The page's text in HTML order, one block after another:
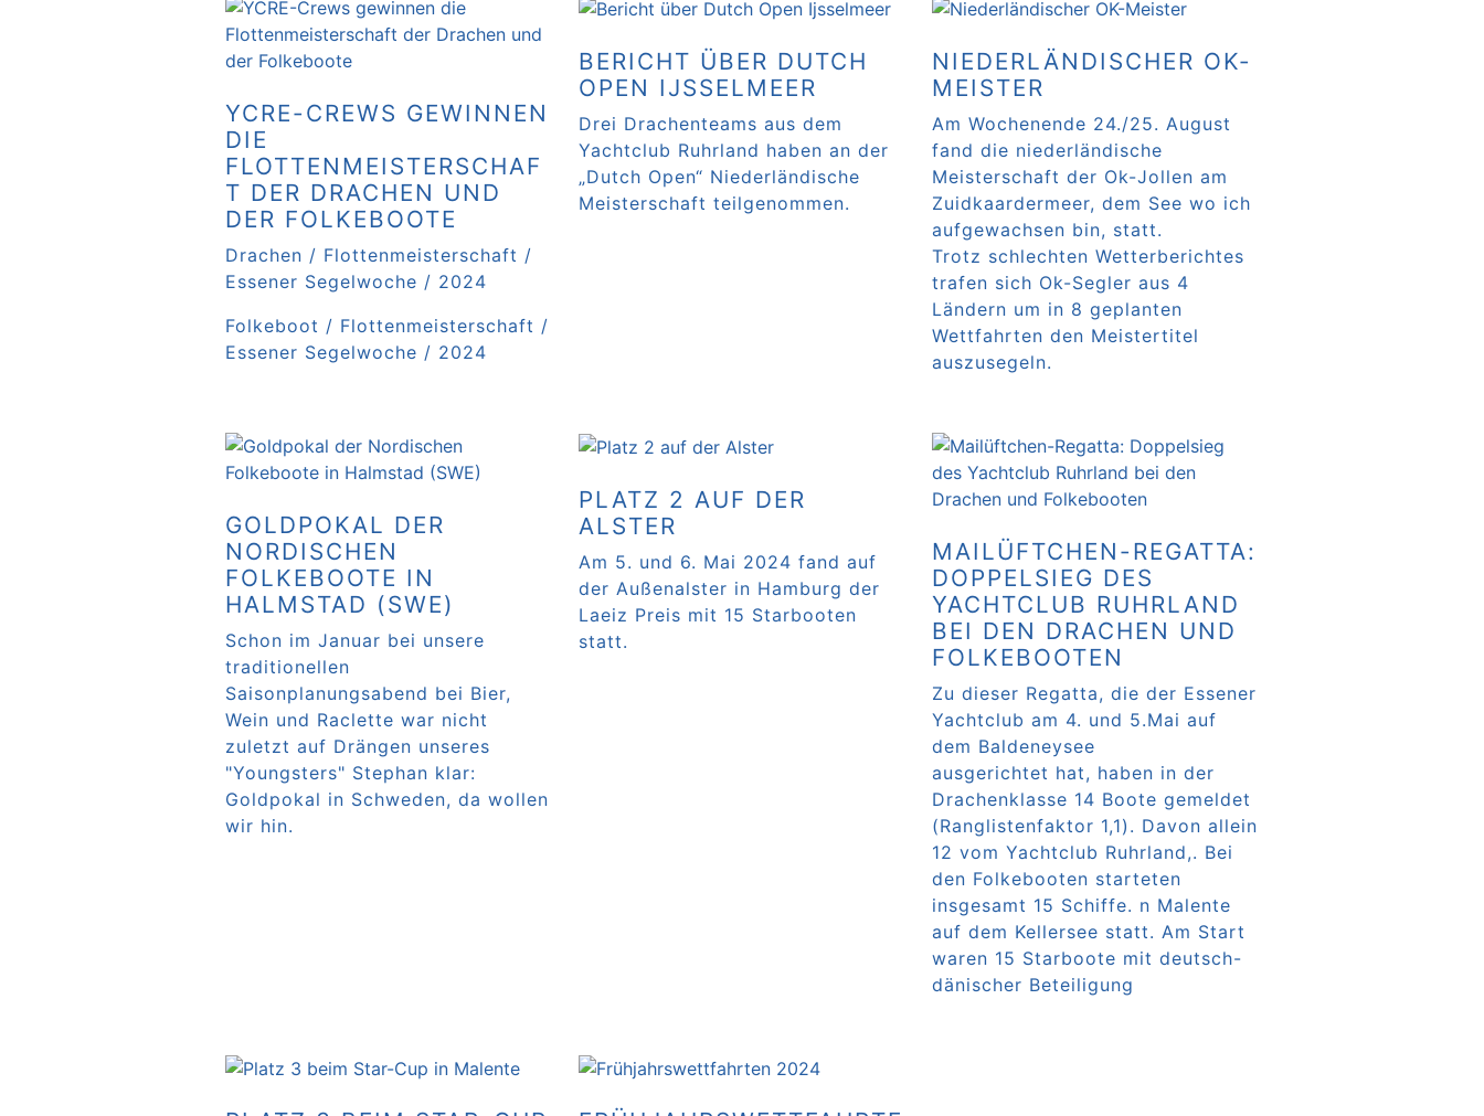
YCRE-CREWS GEWINNEN
DIE
FLOTTENMEISTERSCHAF
T DER DRACHEN UND
DER FOLKEBOOTE
Drachen / Flottenmeisterschaft /
Essener Segelwoche / 2024
Folkeboot / Flottenmeisterschaft /
Essener Segelwoche / 2024
BERICHT ÜBER DUTCH
OPEN IJSSELMEER
Drei Drachenteams aus dem
Yachtclub Ruhrland haben an der
„Dutch Open“ Niederländische
Meisterschaft teilgenommen.
NIEDERLÄNDISCHER OK-
MEISTER
Am Wochenende 24./25. August
fand die niederländische
Meisterschaft der Ok-Jollen am
Zuidkaardermeer, dem See wo ich
aufgewachsen bin, statt.
Trotz schlechten Wetterberichtes
trafen sich Ok-Segler aus 4
Ländern um in 8 geplanten
Wettfahrten den Meistertitel
auszusegeln.
GOLDPOKAL DER
NORDISCHEN
FOLKEBOOTE IN
HALMSTAD (SWE)
Schon im Januar bei unsere
traditionellen
Saisonplanungsabend bei Bier,
Wein und Raclette war nicht
zuletzt auf Drängen unseres
"Youngsters" Stephan klar:
Goldpokal in Schweden, da wollen
wir hin.
PLATZ 2 AUF DER
ALSTER
Am 5. und 6. Mai 2024 fand auf
der Außenalster in Hamburg der
Laeiz Preis mit 15 Starbooten
statt.
MAILÜFTCHEN-REGATTA:
DOPPELSIEG DES
YACHTCLUB RUHRLAND
BEI DEN DRACHEN UND
FOLKEBOOTEN
Zu dieser Regatta, die der Essener
Yachtclub am 4. und 5.Mai auf
dem Baldeneysee
ausgerichtet hat, haben in der
Drachenklasse 14 Boote gemeldet
(Ranglistenfaktor 1,1). Davon allein
12 vom Yachtclub Ruhrland,. Bei
den Folkebooten starteten
insgesamt 15 Schiffe. n Malente
auf dem Kellersee statt. Am Start
waren 15 Starboote mit deutsch-
dänischer Beteiligung